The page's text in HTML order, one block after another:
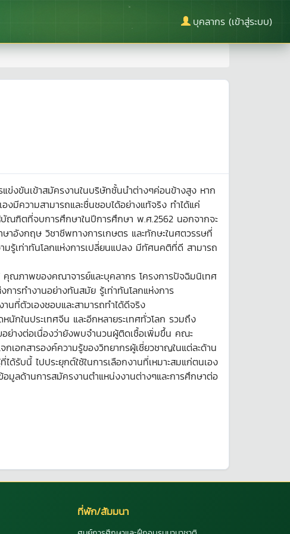
บุคลากร (เข้าสู่ระบบ)
งขันเข้าสมัครงานในบริษัทชั้นนำต่างๆค่อนข้างสูง หาก
งมีความสามารถและชื่นชอบได้อย่างแท้จริง ทำได้แค่
ณฑิตที่จบการศึกษาในปีการศึกษา พ.ศ.2562 นอกจากจะ
อังกฤษ วิชาชีพทางการเกษตร และทักษะในศตวรรษที่
รู้เท่าทันโลกแห่งการเปลี่ยนแปลง มีทัศนคติที่ดี สามารถ
ณภาพของคณาจารย์และบุคลากร โครงการปัจฉิมนิเทศ
ารทำงานอย่างทันสมัย รู้เท่าทันโลกแห่งการ
นที่ตัวเองชอบและสามารถทำได้ดีจริง
นักในประเทศจีน และอีกหลายระเทศทั่วโลก รวมถึง
ย่างต่อเนื่องว่ายังพบจำนวนผู้ติดเชื้อเพิ่มขึ้น คณะ
เอกสารองค์ความรู้ของวิทยากรผู้เชี่ยวชาญในแต่ละด้าน
รับนี้ ไปประยุกต์ใช้ในการเลือกงานที่เหมาะสมแก่ตนเอง
มูลด้านการสมัครงานตำแหน่งงานต่างๆและการศึกษาต่อ
ที่พัก/สัมมนา